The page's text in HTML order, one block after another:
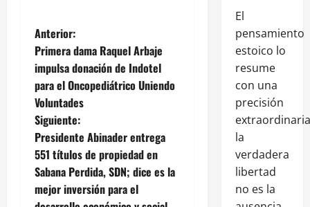
Anterior:
Primera dama Raquel Arbaje
impulsa donación de Indotel
para el Oncopediátrico Uniendo
Voluntades
Siguiente:
Presidente Abinader entrega
551 títulos de propiedad en
Sabana Perdida, SDN; dice es la
mejor inversión para el
El
pensamiento
estoico lo
resume
con una
precisión
la
verdadera
libertad
no es la